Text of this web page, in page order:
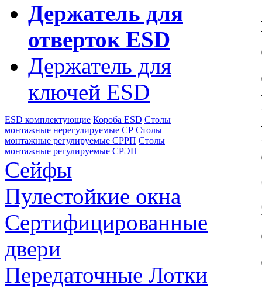
Держатель для
отверток ESD
Держатель для
ключей ESD
ESD комплектующие Короба ESD Столы
монтажные нерегулируемые СР Столы
монтажные регулируемые СРРП Столы
монтажные регулируемые СРЭП
Сейфы
Пулестойкие окна
Сертифицированные
двери
Передаточные Лотки